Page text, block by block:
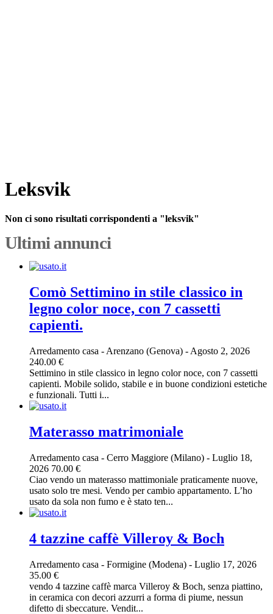
Leksvik
Non ci sono risultati corrispondenti a "leksvik"
Ultimi annunci
Comò Settimino in stile classico in
legno color noce, con 7 cassetti
capienti.
Arredamento casa - Arenzano (Genova) - Agosto 2, 2026
240.00 €
Settimino in stile classico in legno color noce, con 7 cassetti
capienti. Mobile solido, stabile e in buone condizioni estetiche
e funzionali. Tutti i...
Materasso matrimoniale
Arredamento casa - Cerro Maggiore (Milano) - Luglio 18,
2026 70.00 €
Ciao vendo un materasso mattimoniale praticamente nuove,
usato solo tre mesi. Vendo per cambio appartamento. L’ho
usato da sola non fumo e è stato ten...
4 tazzine caffè Villeroy & Boch
Arredamento casa - Formigine (Modena) - Luglio 17, 2026
35.00 €
vendo 4 tazzine caffè marca Villeroy & Boch, senza piattino,
in ceramica con decori azzurri a forma di piume, nessun
difetto di sbeccature. Vendit...